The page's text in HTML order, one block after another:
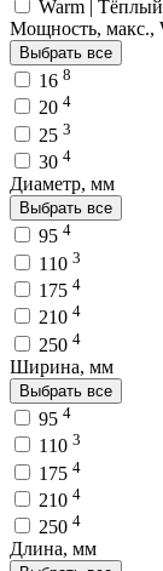
Warm |
Мощность, макс.,
Выбрать все
16 8
20 4
25 3
30 4
Диаметр, мм
Выбрать все
95 4
110 3
175 4
210 4
250 4
Ширина, мм
Выбрать все
95 4
110 3
175 4
210 4
250 4
Длина, мм